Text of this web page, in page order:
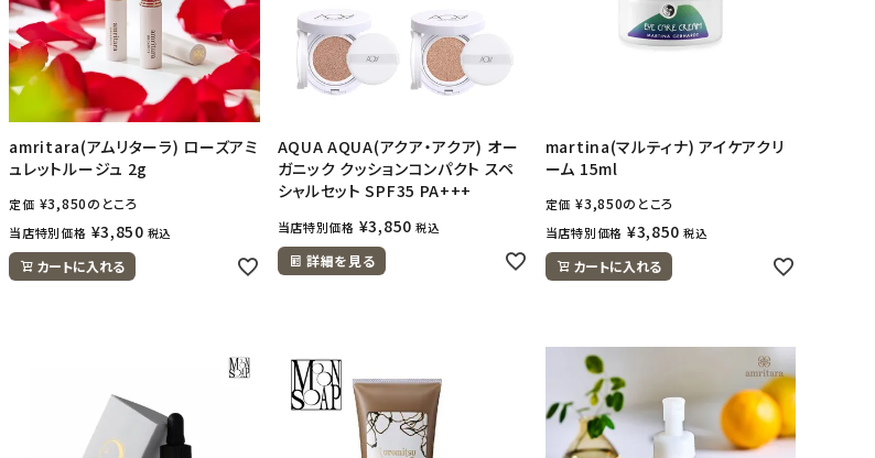
amritara(アムリターラ) ローズアミ
ュレットルージュ 2g
定価 ¥3,850のところ
当店特別価格 ¥3,850 税込
カートに入れる
AQUA AQUA(アクア・アクア) オー
ガニック クッションコンパクト スペ
シャルセット SPF35 PA+++
当店特別価格 ¥3,850 税込
詳細を見る
martina(マルティナ) アイケアクリ
ーム 15ml
定価 ¥3,850のところ
当店特別価格 ¥3,850 税込
カートに入れる